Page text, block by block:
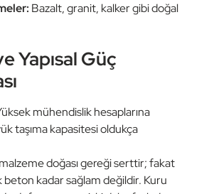
Bazalt, granit, kalker gibi doğal
Yapısal Güç
mühendislik hesaplarına
taşıma kapasitesi oldukça
doğası gereği serttir; fakat
beton kadar sağlam değildir. Kuru